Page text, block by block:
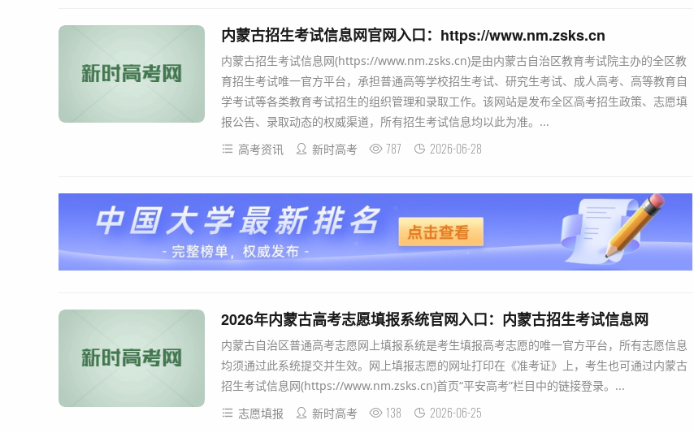
内蒙古招生考试信息网官网入口：https://www.nm.zsks.cn
内蒙古招生考试信息网(https://www.nm.zsks.cn)是由内蒙古自治区教育考试院主办的全区教
育招生考试唯一官方平台，承担普通高等学校招生考试、研究生考试、成人高考、高等教育自
学考试等各类教育考试招生的组织管理和录取工作。该网站是发布全区高考招生政策、志愿填
报公告、录取动态的权威渠道，所有招生考试信息均以此为准。...
高考资讯
新时高考 787 2026-06-28
2026年内蒙古高考志愿填报系统官网入口：内蒙古招生考试信息网
内蒙古自治区普通高考志愿网上填报系统是考生填报高考志愿的唯一官方平台，所有志愿信息
均须通过此系统提交并生效。网上填报志愿的网址打印在《准考证》上，考生也可通过内蒙古
招生考试信息网(https://www.nm.zsks.cn)首页“平安高考”栏目中的链接登录。...
志愿填报
新时高考 138 2026-06-25